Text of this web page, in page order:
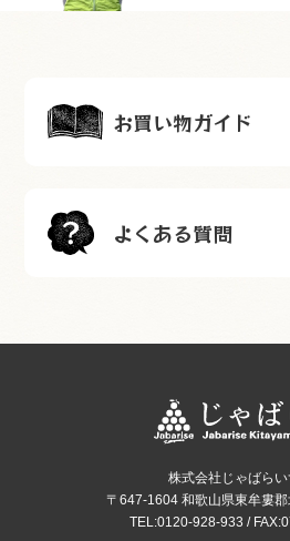
お買い物ガイド
よくある質問
株式会社じゃばらい
〒647-1604 和歌山県東牟婁
TEL:0120-928-933 /